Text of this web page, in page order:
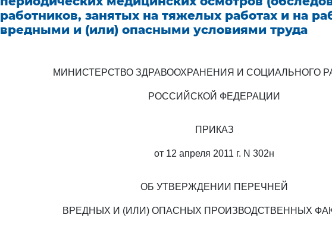
работников, занятых на тяжелых работах и на
вредными и (или) опасными условиями труда
МИНИСТЕРСТВО ЗДРАВООХРАНЕНИЯ И СОЦИАЛЬНОГО
РОССИЙСКОЙ ФЕДЕРАЦИИ
ПРИКАЗ
от 12 апреля 2011 г. N 302н
ОБ УТВЕРЖДЕНИИ ПЕРЕЧНЕЙ
ВРЕДНЫХ И (ИЛИ) ОПАСНЫХ ПРОИЗВОДСТВЕННЫХ